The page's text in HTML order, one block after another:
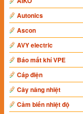
Autonics
Ascon
AVY electric
Báo mất khí VPE
Cáp điện
Cây nâng nhiệt
Cảm biến nhiệt độ